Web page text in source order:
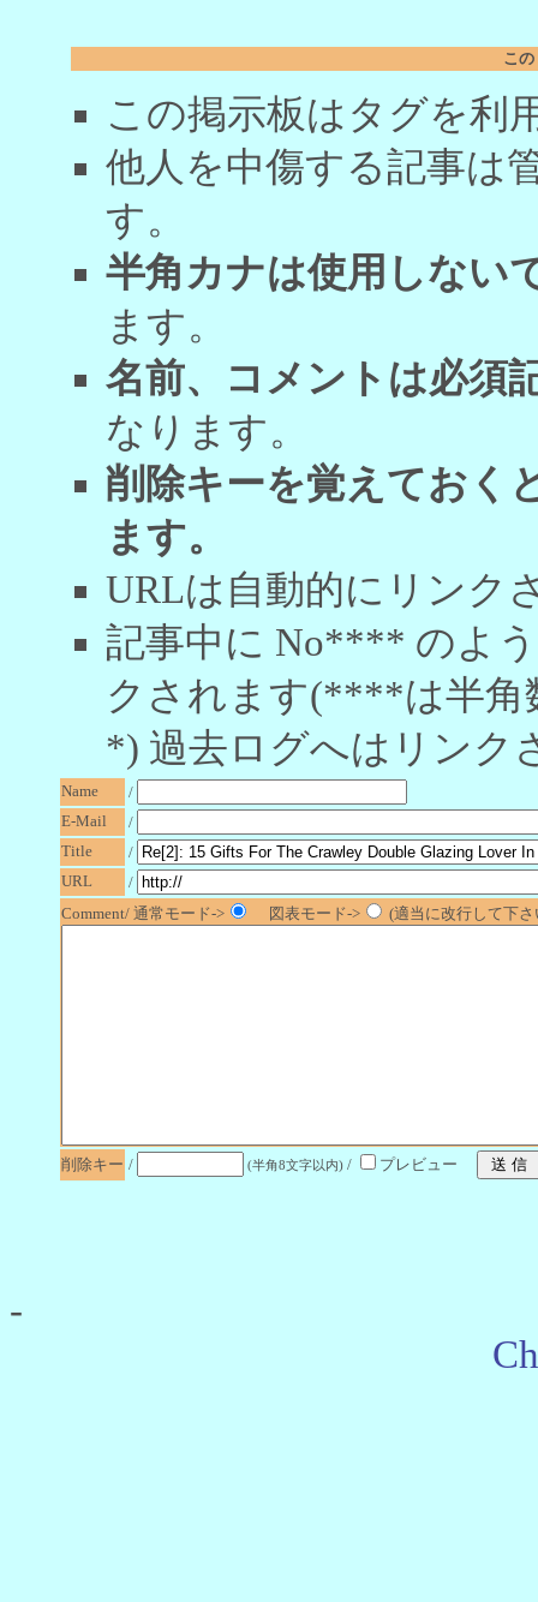
こ
この掲示板はタグを利
他人を中傷する記事は
す。
半角カナは使用しない
ます。
名前、コメントは必須
なります。
削除キーを覚えておく
ます。
URLは自動的にリンク
記事中に No**** のよ
クされます(****は半角
*) 過去ログへはリンク
Name
/
E-Mail
/
Title
/
URL
/
Comment/ 通常モード->
図表モード-> (適当に改行して下
削除キー / (半角8文字以内) / プレビュー
-